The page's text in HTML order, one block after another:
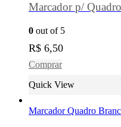
Marcador p/
0 out of 5
R$ 6,50
Comprar
Quick View
Marcador Quadro